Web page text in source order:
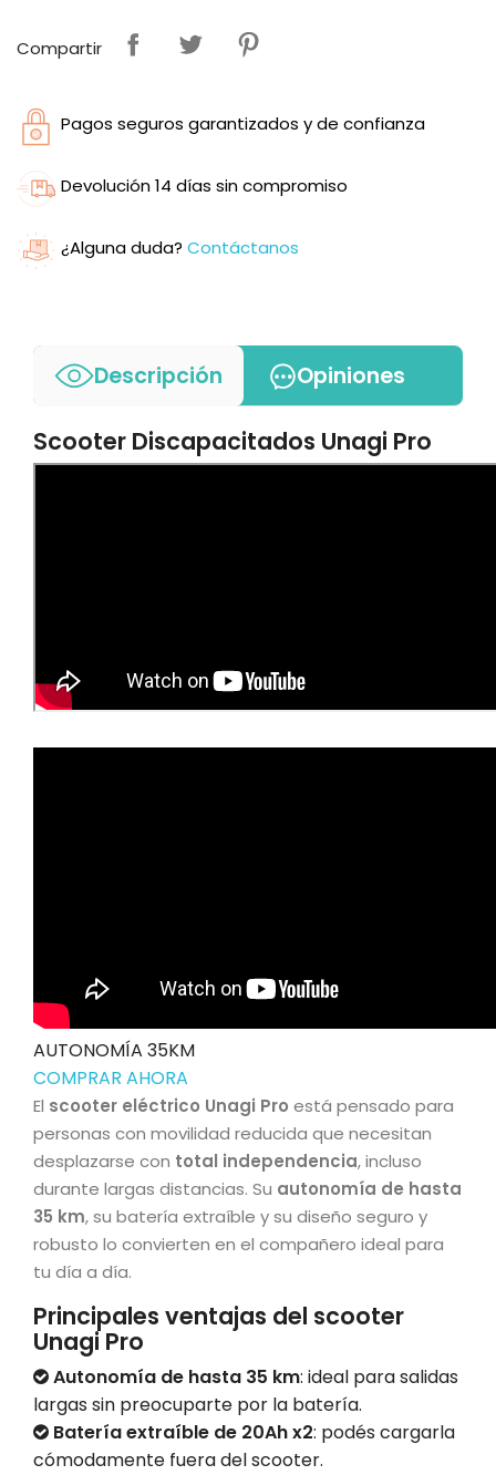
Compartir
Pagos seguros garantizados y de confianza
Devolución 14 días sin compromiso
¿Alguna duda? Contáctanos
Descripción Opiniones
Scooter Discapacitados Unagi Pro
AUTONOMÍA 35KM
COMPRAR AHORA
El scooter eléctrico Unagi Pro está pensado para
personas con movilidad reducida que necesitan
desplazarse con total independencia, incluso
durante largas distancias. Su autonomía de hasta
35 km, su batería extraíble y su diseño seguro y
robusto lo convierten en el compañero ideal para
tu día a día.
Principales ventajas del scooter
Unagi Pro
Autonomía de hasta 35 km: ideal para salidas
largas sin preocuparte por la batería.
Batería extraíble de 20Ah x2: podés cargarla
cómodamente fuera del scooter.